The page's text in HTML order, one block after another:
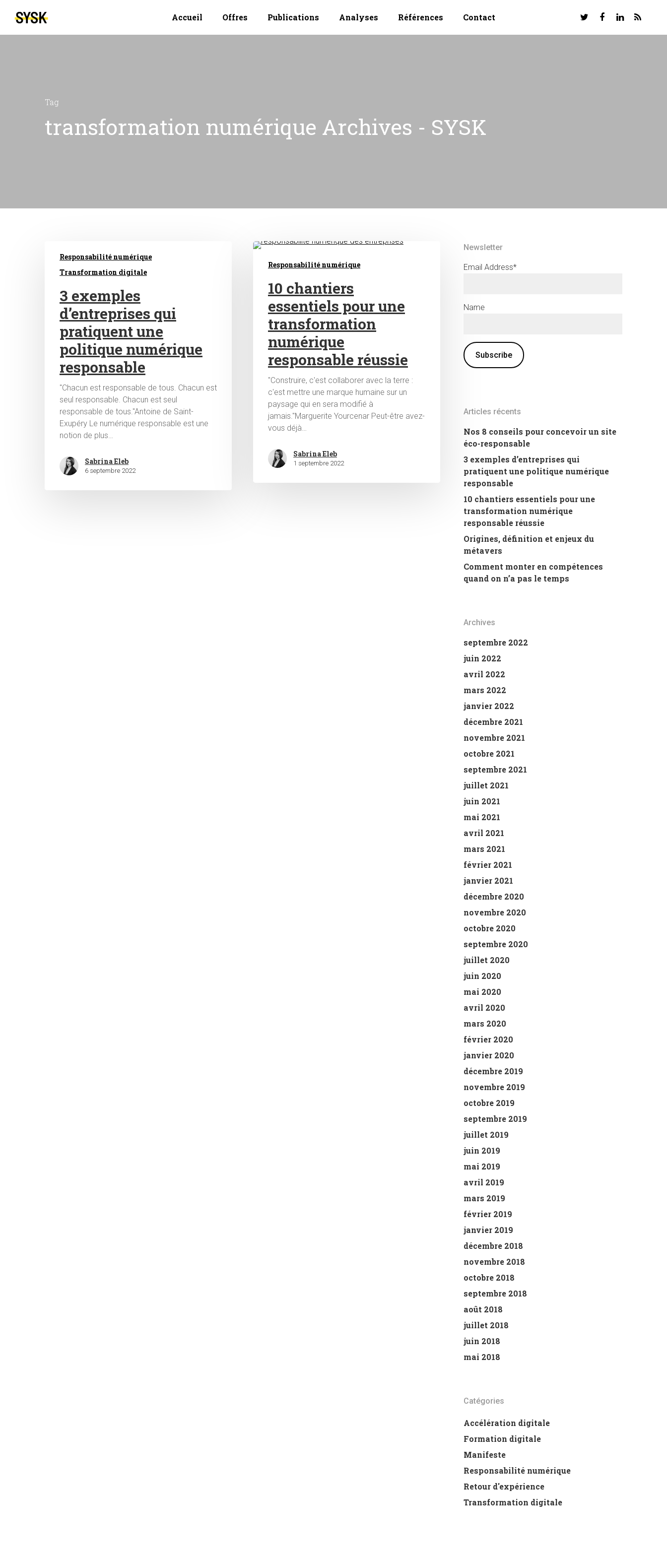
Hit enter to search or ESC to close
Accueil Offres Publications Analyses Références Contact
Tag
transformation numérique Archives - SYSK
Responsabilité numérique
Transformation digitale
3 exemples
d’entreprises qui
pratiquent une
politique numérique
responsable
"Chacun est responsable de tous. Chacun est
seul responsable. Chacun est seul
responsable de tous."Antoine de Saint-
Exupéry Le numérique responsable est une
notion de plus…
Sabrina Eleb
6 septembre 2022
Responsabilité numérique
10 chantiers
essentiels pour une
transformation
numérique
responsable réussie
"Construire, c'est collaborer avec la terre :
c'est mettre une marque humaine sur un
paysage qui en sera modifié à
jamais."Marguerite Yourcenar Peut-être avez-
vous déjà…
Sabrina Eleb
1 septembre 2022
Newsletter
Email Address*
Name
Articles récents
Nos 8 conseils pour concevoir un site
éco-responsable
3 exemples d’entreprises qui
pratiquent une politique numérique
responsable
10 chantiers essentiels pour une
transformation numérique
responsable réussie
Origines, définition et enjeux du
métavers
Comment monter en compétences
quand on n’a pas le temps
Archives
septembre 2022
juin 2022
avril 2022
mars 2022
janvier 2022
décembre 2021
novembre 2021
octobre 2021
septembre 2021
juillet 2021
juin 2021
mai 2021
avril 2021
mars 2021
février 2021
janvier 2021
décembre 2020
novembre 2020
octobre 2020
septembre 2020
juillet 2020
juin 2020
mai 2020
avril 2020
mars 2020
février 2020
janvier 2020
décembre 2019
novembre 2019
octobre 2019
septembre 2019
juillet 2019
juin 2019
mai 2019
avril 2019
mars 2019
février 2019
janvier 2019
décembre 2018
novembre 2018
octobre 2018
septembre 2018
août 2018
juillet 2018
juin 2018
mai 2018
Catégories
Accélération digitale
Formation digitale
Manifeste
Responsabilité numérique
Retour d'expérience
Transformation digitale